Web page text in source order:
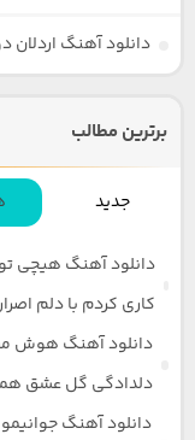
دانلود آهنگ اردلان
برترین مطالب
جدید
دانلود آهنگ هیچی
کاری کردم با دلم
دانلود آهنگ هوش
دلدادگی گل عشق
دانلود آهنگ